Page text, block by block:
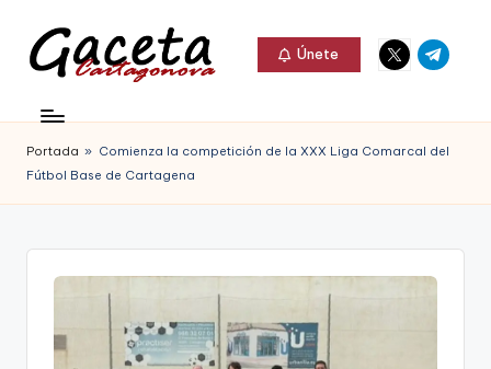
Saltar
contenido
c
e
t
Gaceta
Cartagonova,
La
que
Únete
Elemento
del
Elemento
del
Portada » Comienza la competición de la XXX Liga Comarcal del
Fútbol Base de Cartagena